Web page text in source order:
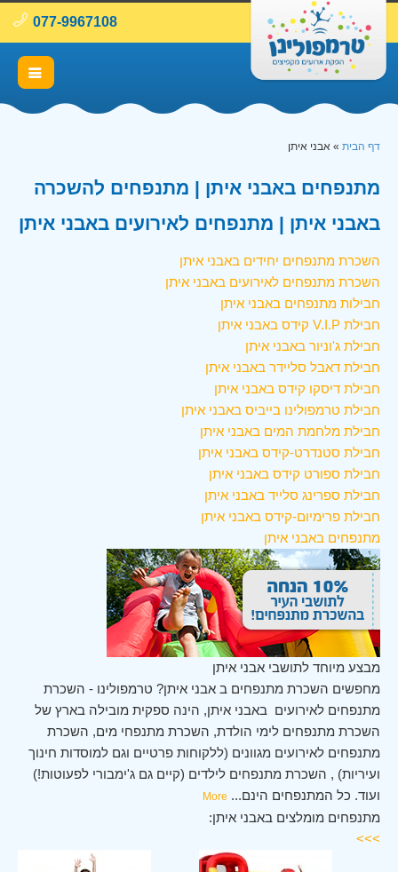
077-9967108
דף הבית » אבני איתן
מתנפחים באבני איתן | מתנפחים להשכרה
באבני איתן | מתנפחים לאירועים באבני איתן
השכרת מתנפחים יחידים באבני איתן
השכרת מתנפחים לאירועים באבני איתן
חבילות מתנפחים באבני איתן
חבילת V.I.P קידס באבני איתן
חבילת ג'וניור באבני איתן
חבילת דאבל סליידר באבני איתן
חבילת דיסקו קידס באבני איתן
חבילת טרמפולינו בייביס באבני איתן
חבילת מלחמת המים באבני איתן
חבילת סטנדרט-קידס באבני איתן
חבילת ספורט קידס באבני איתן
חבילת ספרינג סלייד באבני איתן
חבילת פרימיום-קידס באבני איתן
מתנפחים באבני איתן
מבצע מיוחד לתושבי אבני איתן
מחפשים השכרת מתנפחים ב אבני איתן? טרמפולינו - השכרת
מתנפחים לאירועים באבני איתן, הינה ספקית מובילה בארץ של
השכרת מתנפחים לימי הולדת, השכרת מתנפחי מים, השכרת
מתנפחים לאירועים מגוונים (ללקוחות פרטיים וגם למוסדות חינוך
ועיריות) , השכרת מתנפחים לילדים (קיים גם ג'ימבורי לפעוטות!)
ועוד. כל המתנפחים הינם...
More
מתנפחים מומלצים באבני איתן:
>>>